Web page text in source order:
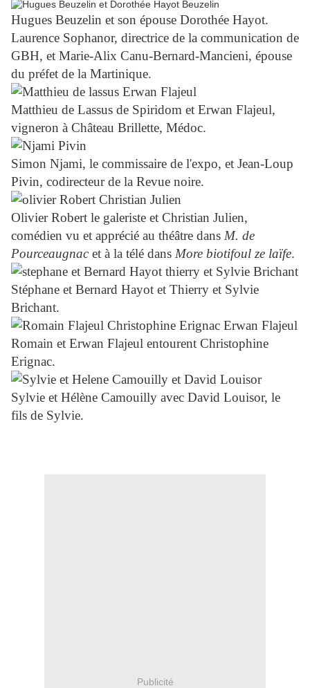
Hugues Beuzelin et son épouse Dorothée Hayot.
Laurence Sophanor, directrice de la communication de
GBH, et Marie-Alix Canu-Bernard-Mancieni, épouse
du préfet de la Martinique.
Matthieu de Lassus de Spiridom et Erwan Flajeul,
vigneron à Château Brillette, Médoc.
Simon Njami, le commissaire de l'expo, et Jean-Loup
Pivin, codirecteur de la Revue noire.
Olivier Robert le galeriste et Christian Julien,
comédien vu et apprécié au théâtre dans M. de
Pourceaugnac et à la télé dans More biotifoul ze laïfe.
Stéphane et Bernard Hayot et Thierry et Sylvie
Brichant.
Romain et Erwan Flajeul entourent Christophine
Erignac.
Sylvie et Hélène Camouilly avec David Louisor, le
fils de Sylvie.
Publicité